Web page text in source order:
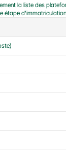
la liste des
étape